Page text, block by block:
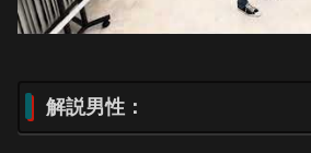
解説男性：